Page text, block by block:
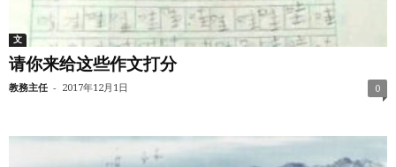
文
请你来给这些作文打分
教務主任 - 2017年12月1日 0